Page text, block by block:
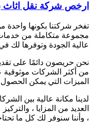
ارخص شركة نقل اثاث
تفخر شركتنا بكونها
مجموعة متكاملة من خدمات
عالية الجودة وتوفرها
نحن حريصون دائمًا على
من أكثر الشركات موثوقية
الميزات التي يمكن الحصول
لدينا مكانة عالية بين
العديد من المزايا ،
، وأننا سنوفر لك كل ما